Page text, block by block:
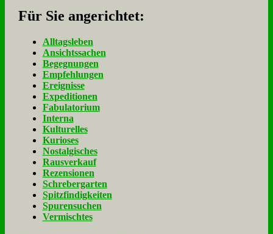
Für Sie an­ge­rich­tet:
Alltagsleben
Ansichtssachen
Begegnungen
Empfehlungen
Ereignisse
Expeditionen
Fabulatorium
Interna
Kulturelles
Kurioses
Nostalgisches
Rausverkauf
Rezensionen
Schrebergarten
Spitzfindigkeiten
Spurensuchen
Vermischtes